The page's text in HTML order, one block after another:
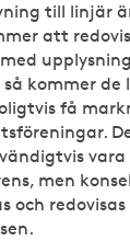
till linjär
att
kommer de
få
men
och